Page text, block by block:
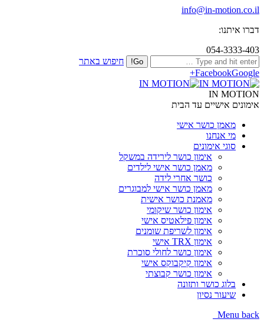
info@in-motion.co.il
דברו איתנו:
054-3333-403
חיפוש באתר
FacebookGoogle+
IN MOTION
אימונים אישיים עד הבית
מאמן כושר אישי
מי אנחנו
סוגי אימונים
אימון כושר לירידה במשקל
מאמן כושר אישי לילדים
כושר אחרי לידה
מאמן כושר אישי למבוגרים
מאמנת כושר אישית
אימון כושר שיקומי
אימון פילאטיס אישי
אימון לשריפת שומנים
אימון TRX אישי
אימון כושר לחולי סוכרת
אימון קיקבוקס אישי
אימון כושר קבוצתי
בלוג כושר ותזונה
שיעור נסיון
Menu back